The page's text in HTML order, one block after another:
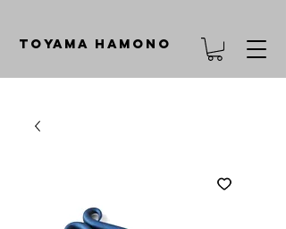
TOYAMA HAMONO